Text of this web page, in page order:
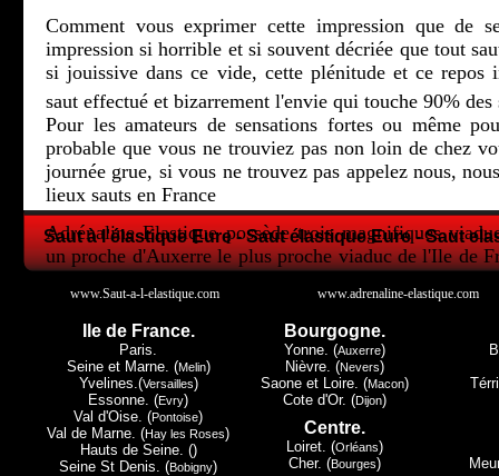
Saut à l'élastique Eure - Saut élastique Eure - Saut
Ile de France.
Paris.
Seine et Marne. (Melin)
Yvelines.(Versailles)
Essonne. (Evry)
Val d'Oise. (Pontoise)
Val de Marne. (Hay les Roses)
Hauts de Seine. ()
Seine St Denis. (Bobigny)
Bourgogne.
Yonne. (Auxerre)
Nièvre. (Nevers)
Saone et Loire. (Macon)
Cote d'Or. (Dijon)
Centre.
Loiret. (Orléans)
Cher. (Bourges)
Comment vous exprimer cette impression que de
impression si horrible et si souvent décriée que tout
si jouissive dans ce vide, cette plénitude et ce repos
saut effectué et bizarrement l'envie qui touche 90% des
Pour les amateurs de sensations fortes ou même
probable que vous ne trouviez pas non loin de chez
journée grue, si vous ne trouvez pas appelez nous,
lieux sauts en France
Adrénaline Elastique possède trois magnifiques
un proche d'Auxerre le plus proche viaduc de l'Ile de
la Lorraine et le petit dernier en Champagne Ardenne.
Tous les trois ont leur spécificité, Druyes les Belles
de Paris, Exermont lui dans les Ardennes c'est la
Luxembourg, mais c'est à Claudon et seulement à
Must du Must le touché d'eau.
Nous espérons vous avoir donné envie de regarder
donc peut-être pour un avenir proche, vous avoir
www.Saut-a-l-elastique.com www.adrenaline-elastique.com